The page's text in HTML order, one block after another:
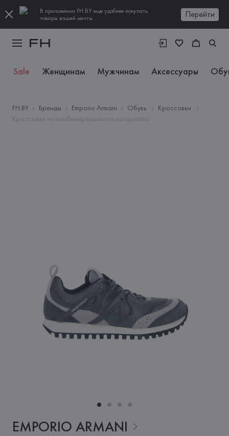
В приложении FH.BY еще удобнее покупать
товары вашей мечты
Перейти
Sale Женщинам Мужчинам Аксессуары
FH.BY Бренды Emporio Armani Обувь
Кроссовки
Кроссовки из комбинированного материала
EMPORIO ARMANI